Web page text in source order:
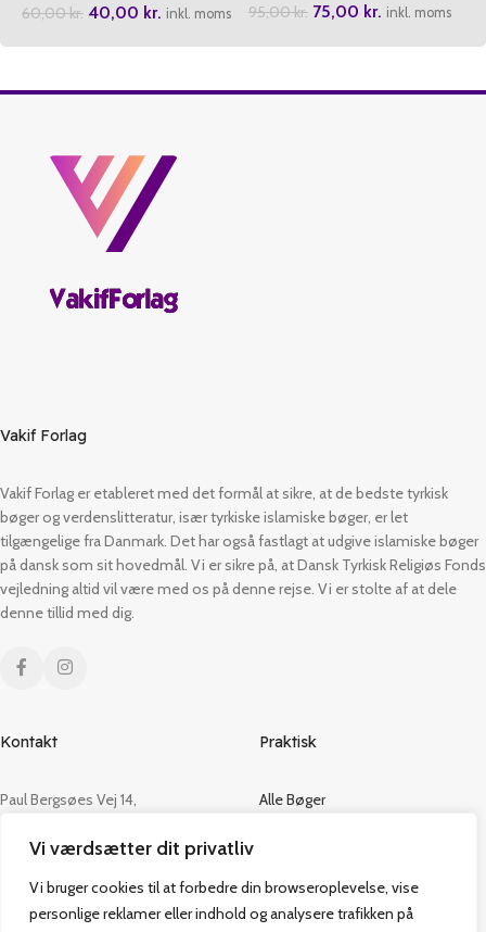
Vi værdsætter dit privatliv
Vi bruger cookies til at forbedre din browseroplevelse, vise
personlige reklamer eller indhold og analysere trafikken på
60,00kr. 40,00 kr. inkl. moms 95,00kr. 75,00 kr. inkl. moms
Vakif Forlag
Vakif Forlag er etableret med det formål at sikre, at de bedste tyrkisk
bøger og verdenslitteratur, især tyrkiske islamiske bøger, er let
tilgængelige fra Danmark. Det har også fastlagt at udgive islamiske bøger
på dansk som sit hovedmål. Vi er sikre på, at Dansk Tyrkisk Religiøs Fonds
vejledning altid vil være med os på denne rejse. Vi er stolte af at dele
denne tillid med dig.
Kontakt
Paul Bergsøes Vej 14,
CVR: 42813915
admin@vakifforlag.dk
+45 26 24 2354
Praktisk
Alle Bøger
Kontakt